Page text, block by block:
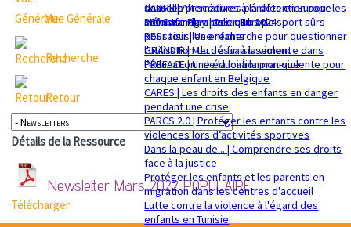
sexuelle
Mémorandum politique 2024
dans les procédures pénales en Europe
360 Safe Play | Des clubs de sport sûrs
pour tous les enfants
GRANDIR | Mettre fin à la violence dans
l’éducation : de la loi à la pratique
CADRE | Alternatives à la détention pour les
enfants migrants en Europe
RESsaisir | Une recherche pour questionner
l'utilisation du déssaisissement
PREFACE | Une éducation non-violente pour
chaque enfant en Belgique
CARES | Les droits des enfants en danger
pendant une crise
PARCS 2.0 | Protéger les enfants contre les
violences lors d’activités sportives
Dans la peau de... | Comprendre ses droits
face à la justice
Protéger les enfants et les parents en
migration dans les centres d'accueil
Lutte contre la violence à l'égard des
enfants en Tunisie
Vue Générale
Recherche
Retour
Détails de la Ressource
Newsletter Mars 2022POPULAIRE
Télécharger